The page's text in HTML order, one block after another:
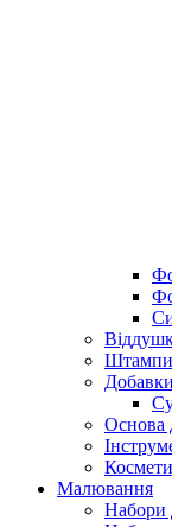
Штампи
Основа
Малювання
Набори